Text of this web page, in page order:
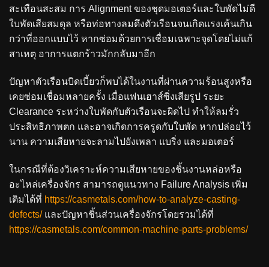
สะเทือนสะสม การ Alignment ของชุดมอเตอร์และใบพัดไม่ดี
ใบพัดเสียสมดุล หรือท่อทางลมดึงตัวเรือนจนเกิดแรงเค้นเกิน
กว่าที่ออกแบบไว้ หากซ่อมด้วยการเชื่อมเฉพาะจุดโดยไม่แก้
สาเหตุ อาการแตกร้าวมักกลับมาอีก
ปัญหาตัวเรือนบิดเบี้ยวก็พบได้ในงานที่ผ่านความร้อนสูงหรือ
เคยซ่อมเชื่อมหลายครั้ง เมื่อแฟนเฮาส์ซิ่งเสียรูป ระยะ
Clearance ระหว่างใบพัดกับตัวเรือนจะผิดไป ทำให้ลมรั่ว
ประสิทธิภาพตก และอาจเกิดการครูดกับใบพัด หากปล่อยไว้
นาน ความเสียหายจะลามไปยังเพลา แบริ่ง และมอเตอร์
ในกรณีที่ต้องวิเคราะห์ความเสียหายของชิ้นงานหล่อหรือ
อะไหล่เครื่องจักร สามารถดูแนวทาง Failure Analysis เพิ่ม
เติมได้ที่ https://casmetals.com/how-to-analyze-casting-
defects/และปัญหาชิ้นส่วนเครื่องจักรโดยรวมได้ที่
https://casmetals.com/common-machine-parts-problems/